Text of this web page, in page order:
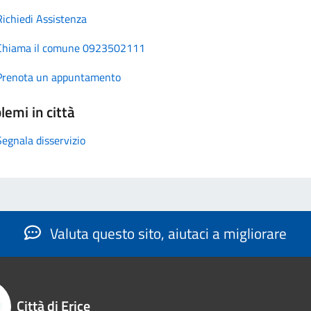
Assistenza
il comune 0923502111
un appuntamento
in città
disservizio
Valuta questo sito, aiutaci a migliorare
Città di Erice